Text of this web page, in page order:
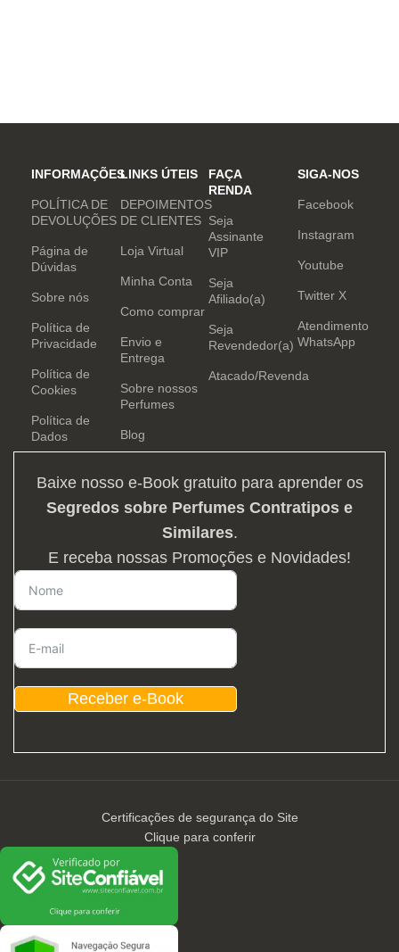
INFORMAÇÕES
POLÍTICA DE
DEVOLUÇÕES
Página de
Dúvidas
Sobre nós
Política de
Privacidade
Política de
Cookies
Política de
Dados
LINKS ÚTEIS
DEPOIMENTOS
DE CLIENTES
Loja Virtual
Minha Conta
Como comprar
Envio e
Entrega
Sobre nossos
Perfumes
Blog
FAÇA
RENDA
Seja
Assinante
VIP
Seja
Afiliado(a)
Seja
Revendedor(a)
Atacado/Revenda
SIGA-NOS
Facebook
Instagram
Youtube
Twitter X
Atendimento
WhatsApp
Baixe nosso e-Book gratuito para aprender os
Segredos sobre Perfumes Contratipos e
Similares.
E receba nossas Promoções e Novidades!
Receber e-Book
Certificações de segurança do Site
Clique para conferir